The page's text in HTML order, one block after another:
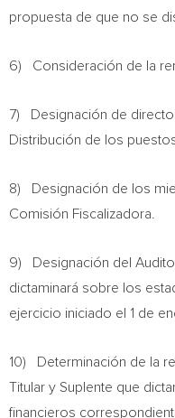
propuesta de que no se
6) Consideración de la
7) Designación de
Distribución de los
8) Designación de los
Comisión Fiscalizadora.
9) Designación del
dictaminará sobre los
ejercicio iniciado el 1 de
10) Determinación de la
Titular y Suplente que
financieros